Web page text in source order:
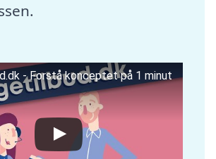
- Forstå konceptet på 1 minut